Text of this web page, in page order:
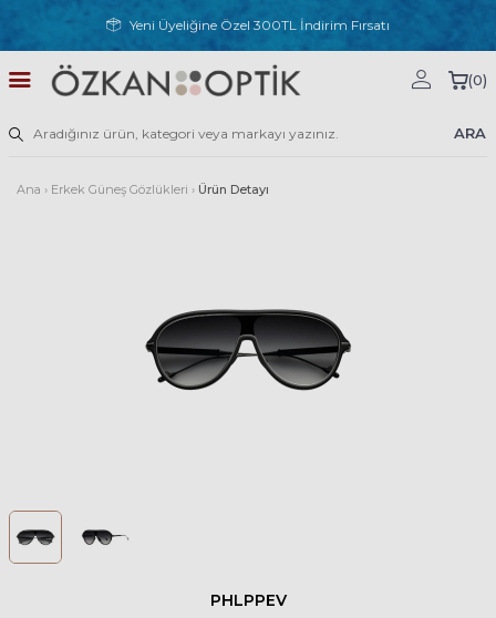
Yeni Üyeliğine Özel 300TL İndirim Fırsatı
ARA
(0)
Ana › Erkek Güneş Gözlükleri › Ürün Detayı
PHLPPEV